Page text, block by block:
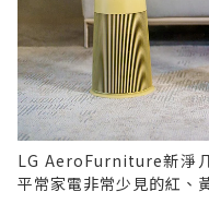
LG AeroFurniture新淨
平常家電非常少見的紅、